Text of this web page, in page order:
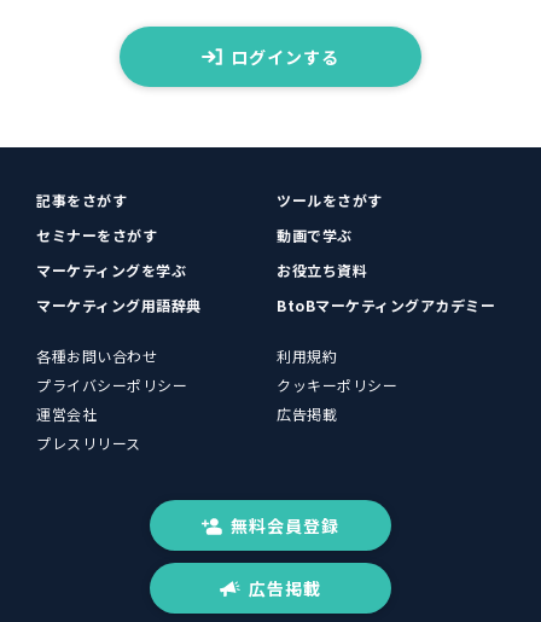
ログインする
記事をさがす
ツールをさがす
セミナーをさがす
動画で学ぶ
マーケティングを学ぶ
お役立ち資料
マーケティング用語辞典
BtoBマーケティングアカデミー
各種お問い合わせ
利用規約
プライバシーポリシー
クッキーポリシー
運営会社
広告掲載
プレスリリース
無料会員登録
広告掲載